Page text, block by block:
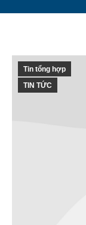
Tin tổng hợp
TIN TỨC